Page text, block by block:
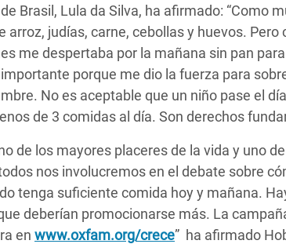
Brasil, Lula da Silva, ha afirmado: “Como
arroz, judías, carne, cebollas y huevos.
me despertaba por la mañana sin pan
porque me dio la fuerza para
No es aceptable que un niño pase el
de 3 comidas al día. Son derechos
de los mayores placeres de la vida y uno
nos involucremos en el debate sobre
tenga suficiente comida hoy y mañana.
deberían promocionarse más. La
en www.oxfam.org/crece” ha afirmado